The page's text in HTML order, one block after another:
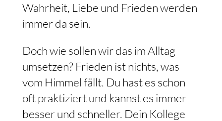
Wahrheit, Liebe und Frieden werden
immer da sein.
Doch wie sollen wir das im Alltag
umsetzen? Frieden ist nichts, was
vom Himmel fällt. Du hast es schon
oft praktiziert und kannst es immer
besser und schneller. Dein Kollege